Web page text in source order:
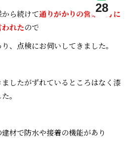
28
ら続けて通りがかりの営業の方に
れたので
、点検にお伺いしてきました。
したがずれているところはなく漆
。
材で防水や接着の機能があり